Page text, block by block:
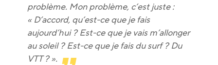
problème. Mon problème, c’est juste :
« D’accord, qu’est-ce que je fais
aujourd’hui ? Est-ce que je vais m’allonger
au soleil ? Est-ce que je fais du surf ? Du
VTT ? ».